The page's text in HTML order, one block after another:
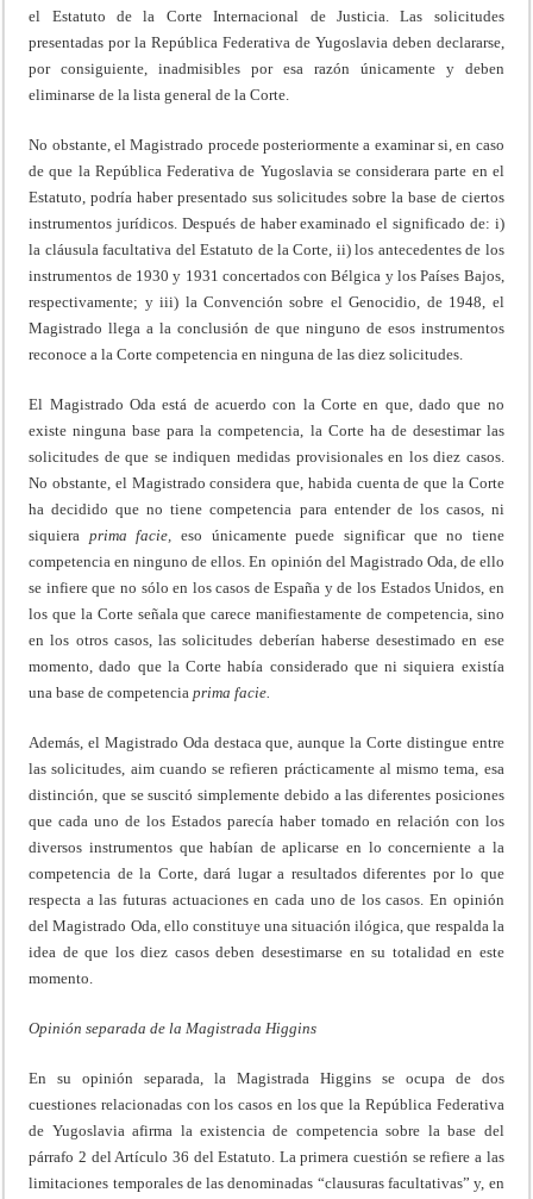
el Estatuto de la Corte Internacional de Justicia. Las solicitudes
presentadas por la República Federativa de Yugoslavia deben declararse,
por consiguiente, inadmisibles por esa razón únicamente y deben
eliminarse de la lista general de la Corte.
No obstante, el Magistrado procede posteriormente a examinar si, en caso
de que la República Federativa de Yugoslavia se considerara parte en el
Estatuto, podría haber presentado sus solicitudes sobre la base de ciertos
instrumentos jurídicos. Después de haber examinado el significado de: i)
la cláusula facultativa del Estatuto de la Corte, ii) los antecedentes de los
instrumentos de 1930 y 1931 concertados con Bélgica y los Países Bajos,
respectivamente; y iii) la Convención sobre el Genocidio, de 1948, el
Magistrado llega a la conclusión de que ninguno de esos instrumentos
reconoce a la Corte competencia en ninguna de las diez solicitudes.
El Magistrado Oda está de acuerdo con la Corte en que, dado que no
existe ninguna base para la competencia, la Corte ha de desestimar las
solicitudes de que se indiquen medidas provisionales en los diez casos.
No obstante, el Magistrado considera que, habida cuenta de que la Corte
ha decidido que no tiene competencia para entender de los casos, ni
siquiera primafacie,
eso únicamente puede significar que no tiene
competencia en ninguno de ellos. En opinión del Magistrado Oda, de ello
se infiere que no sólo en los casos de España y de los Estados Unidos, en
los que la Corte señala que carece manifiestamente de competencia, sino
en los otros casos, las solicitudes deberían haberse desestimado en ese
momento, dado que la Corte había considerado que ni siquiera existía
una base de competenciaprimafacie.
Además, el Magistrado Oda destaca que, aunque la Corte distingue entre
las solicitudes, aim cuando se refieren prácticamente al mismo tema, esa
distinción, que se suscitó simplemente debido a las diferentes posiciones
que cada uno de los Estados parecía haber tomado en relación con los
diversos instrumentos que habían de aplicarse en lo concerniente a la
competencia de la Corte, dará lugar a resultados diferentes por lo que
respecta a las futuras actuaciones en cada uno de los casos. En opinión
del Magistrado Oda, ello constituye una situación ilógica, que respalda la
idea de que los diez casos deben desestimarse en su totalidad en este
momento.
Opinión separada de la Magistrada Higgins
En su opinión separada, la Magistrada Higgins se ocupa de dos
cuestiones relacionadas con los casos en los que la República Federativa
de Yugoslavia afirma la existencia de competencia sobre la base del
párrafo 2 del Artículo 36 del Estatuto. La primera cuestión se refiere a las
limitaciones temporales de las denominadas “clausuras facultativas” y, en